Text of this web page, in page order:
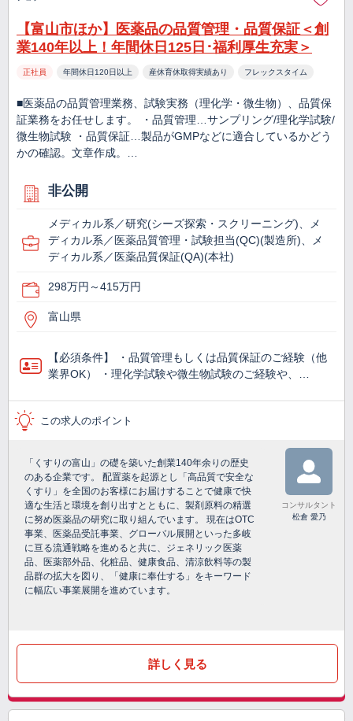
【富山市ほか】医薬品の品質管理・品質保証＜創
業140年以上！年間休日125日･福利厚生充実＞
正社員 年間休日120日以上 産休育休取得実績あり フレックスタイム
■医薬品の品質管理業務、試験実務（理化学・微生物）、品質保
証業務をお任せします。 ・品質管理…サンプリング/理化学試験/
微生物試験 ・品質保証…製品がGMPなどに適合しているかどう
かの確認。文章作成。…
非公開
メディカル系／研究(シーズ探索・スクリーニング)、メ
ディカル系／医薬品質管理・試験担当(QC)(製造所)、メ
ディカル系／医薬品質保証(QA)(本社)
298万円～415万円
富山県
【必須条件】 ・品質管理もしくは品質保証のご経験（他
業界OK） ・理化学試験や微生物試験のご経験や、…
この求人のポイント
「くすりの富山」の礎を築いた創業140年余りの歴史
のある企業です。 配置薬を起源とし「高品質で安全な
くすり」を全国のお客様にお届けすることで健康で快
適な生活と環境を創り出すとともに、製剤原料の精選
に努め医薬品の研究に取り組んでいます。 現在はOTC
事業、医薬品受託事業、グローバル展開といった多岐
に亘る流通戦略を進めると共に、ジェネリック医薬
品、医薬部外品、化粧品、健康食品、清涼飲料等の製
品群の拡大を図り、「健康に奉仕する」をキーワード
に幅広い事業展開を進めています。
コンサルタント
松倉 愛乃
詳しく見る